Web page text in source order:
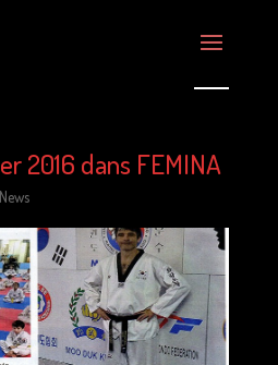
2016 dans FEMINA
News